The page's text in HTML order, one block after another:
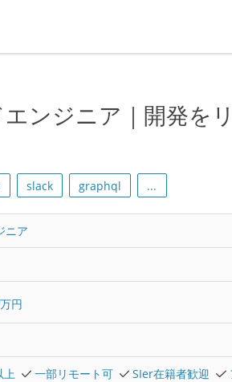
ンジニア｜開発を
slack graphql ...
ニア
万円
上 一部リモート可 SIer在籍者歓迎